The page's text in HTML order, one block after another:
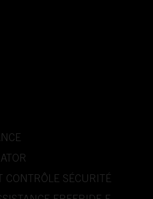
CONTRÔLE SÉCURITÉ